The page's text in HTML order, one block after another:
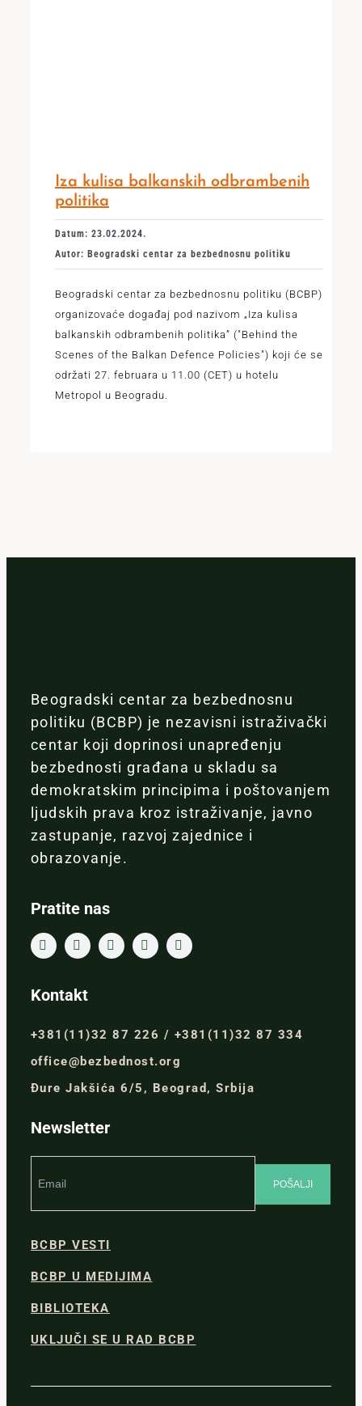
Iza kulisa balkanskih odbrambenih
politika
Datum: 23.02.2024.
Autor: Beogradski centar za bezbednosnu politiku
Beogradski centar za bezbednosnu politiku (BCBP)
organizovaće događaj pod nazivom „Iza kulisa
balkanskih odbrambenih politika” ("Behind the
Scenes of the Balkan Defence Policies") koji će se
održati 27. februara u 11.00 (CET) u hotelu
Metropol u Beogradu.
Beogradski centar za bezbednosnu
politiku (BCBP) je nezavisni istraživački
centar koji doprinosi unapređenju
bezbednosti građana u skladu sa
demokratskim principima i poštovanjem
ljudskih prava kroz istraživanje, javno
zastupanje, razvoj zajednice i
obrazovanje.
Pratite nas
Kontakt
+381(11)32 87 226 / +381(11)32 87 334
office@bezbednost.org
Đure Jakšića 6/5, Beograd, Srbija
Newsletter
BCBP VESTI
BCBP U MEDIJIMA
BIBLIOTEKA
UKLJUČI SE U RAD BCBP